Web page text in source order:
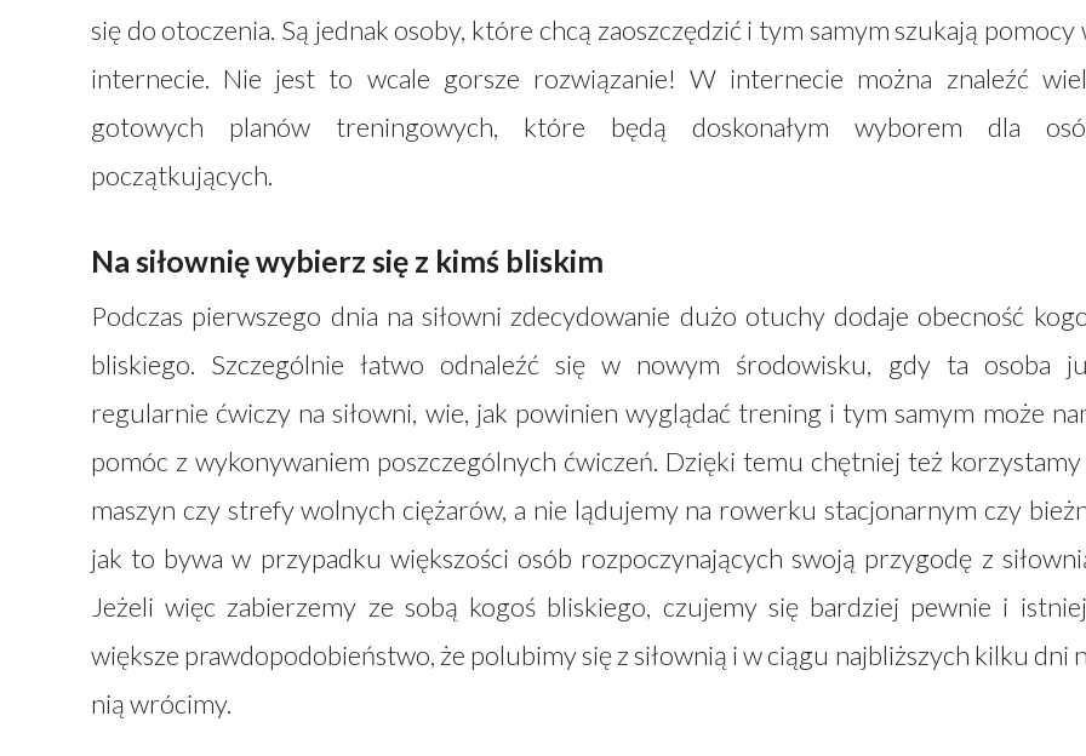
się do otoczenia. Są jednak osoby, które chcą zaoszczędzić i tym samym szukają pomocy
internecie. Nie jest to wcale gorsze rozwiązanie! W internecie można znaleźć
gotowych planów treningowych, które będą doskonałym wyborem dla
początkujących.
Na siłownię wybierz się z kimś bliskim
Podczas pierwszego dnia na siłowni zdecydowanie dużo otuchy dodaje obecność
bliskiego. Szczególnie łatwo odnaleźć się w nowym środowisku, gdy ta osoba
regularnie ćwiczy na siłowni, wie, jak powinien wyglądać trening i tym samym może
pomóc z wykonywaniem poszczególnych ćwiczeń. Dzięki temu chętniej też korzystamy
maszyn czy strefy wolnych ciężarów, a nie lądujemy na rowerku stacjonarnym czy
jak to bywa w przypadku większości osób rozpoczynających swoją przygodę z
Jeżeli więc zabierzemy ze sobą kogoś bliskiego, czujemy się bardziej pewnie i
większe prawdopodobieństwo, że polubimy się z siłownią i w ciągu najbliższych kilku dni
nią wrócimy.